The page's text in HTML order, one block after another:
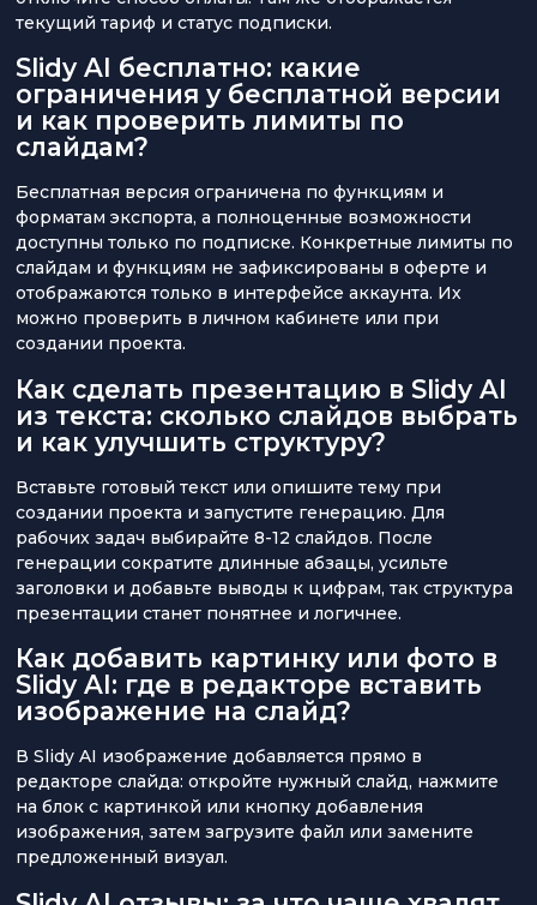
текущий тариф и статус подписки.
Slidy AI бесплатно: какие
ограничения у бесплатной версии
и как проверить лимиты по
слайдам?
Бесплатная версия ограничена по функциям и
форматам экспорта, а полноценные возможности
доступны только по подписке. Конкретные лимиты по
слайдам и функциям не зафиксированы в оферте и
отображаются только в интерфейсе аккаунта. Их
можно проверить в личном кабинете или при
создании проекта.
Как сделать презентацию в Slidy AI
из текста: сколько слайдов выбрать
и как улучшить структуру?
Вставьте готовый текст или опишите тему при
создании проекта и запустите генерацию. Для
рабочих задач выбирайте 8-12 слайдов. После
генерации сократите длинные абзацы, усильте
заголовки и добавьте выводы к цифрам, так структура
презентации станет понятнее и логичнее.
Как добавить картинку или фото в
Slidy AI: где в редакторе вставить
изображение на слайд?
В Slidy AI изображение добавляется прямо в
редакторе слайда: откройте нужный слайд, нажмите
на блок с картинкой или кнопку добавления
изображения, затем загрузите файл или замените
предложенный визуал.